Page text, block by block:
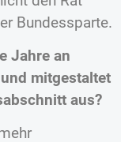
Bundessparte.
Jahre an
mitgestaltet
aus?